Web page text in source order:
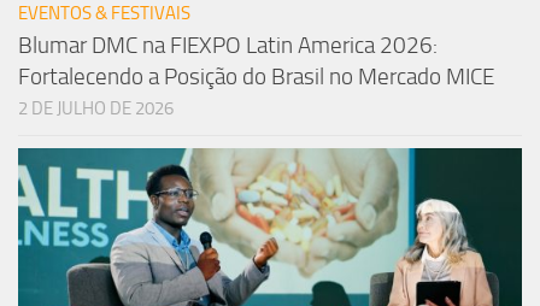
EVENTOS & FESTIVAIS
Blumar DMC na FIEXPO Latin America 2026:
Fortalecendo a Posição do Brasil no Mercado MICE
2 DE JULHO DE 2026